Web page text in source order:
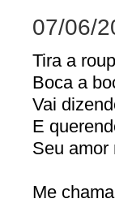
07/06/
Tira a
Boca a
Vai
E
Seu amor
Me